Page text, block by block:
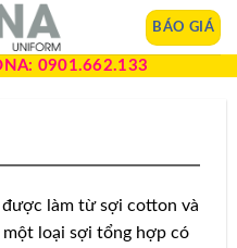
BÁO GIÁ
0901.662.133
được làm từ sợi cotton và
một loại sợi tổng hợp có